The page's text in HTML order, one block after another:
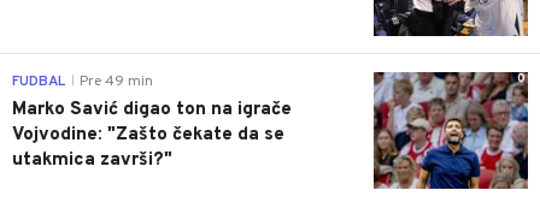
0
FUDBAL Pre 49 min
Marko Savić digao ton na igrače
Vojvodine: "Zašto čekate da se
utakmica završi?"